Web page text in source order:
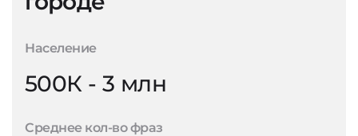
Население
500К - 3 млн
Среднее кол-во фраз